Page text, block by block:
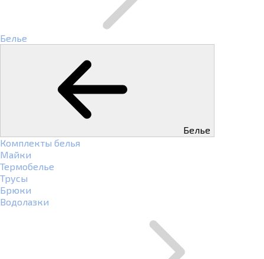
Белье
Белье
Комплекты белья
Майки
Термобелье
Трусы
Брюки
Водолазки